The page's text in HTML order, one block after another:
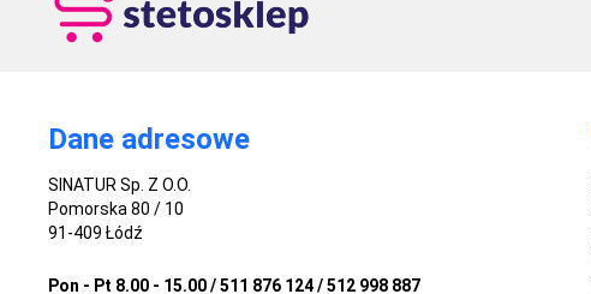
Dane adresowe
SINATUR Sp. Z O.O.
Pomorska 80 / 10
91-409 Łódź
Pon - Pt 8.00 - 15.00 / 511 876 124 / 512 998 887